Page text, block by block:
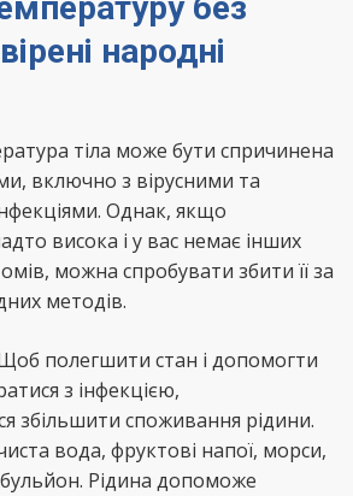
без
народні
тіла може бути спричинена
включно з вірусними та
Однак, якщо
висока і у вас немає інших
можна спробувати збити її за
методів.
полегшити стан і допомогти
з інфекцією,
збільшити споживання рідини.
вода, фруктові напої, морси,
бульйон. Рідина допоможе